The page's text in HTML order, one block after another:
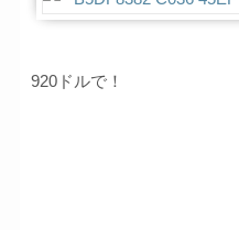
920ドルで！